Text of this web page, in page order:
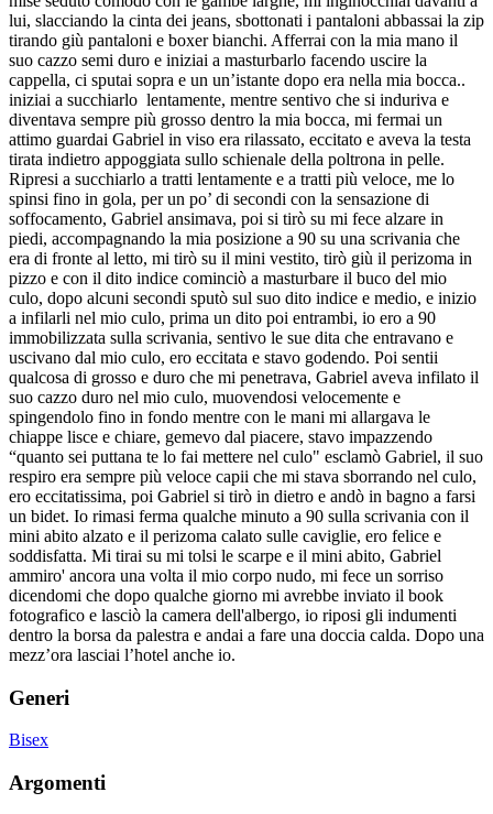
lui, slacciando la cinta dei jeans, sbottonati i pantaloni abbassai la zip
tirando giù pantaloni e boxer bianchi. Afferrai con la mia mano il
suo cazzo semi duro e iniziai a masturbarlo facendo uscire la
cappella, ci sputai sopra e un un’istante dopo era nella mia bocca..
iniziai a succhiarlo lentamente, mentre sentivo che si induriva e
diventava sempre più grosso dentro la mia bocca, mi fermai un
attimo guardai Gabriel in viso era rilassato, eccitato e aveva la testa
tirata indietro appoggiata sullo schienale della poltrona in pelle.
Ripresi a succhiarlo a tratti lentamente e a tratti più veloce, me lo
spinsi fino in gola, per un po’ di secondi con la sensazione di
soffocamento, Gabriel ansimava, poi si tirò su mi fece alzare in
piedi, accompagnando la mia posizione a 90 su una scrivania che
era di fronte al letto, mi tirò su il mini vestito, tirò giù il perizoma in
pizzo e con il dito indice cominciò a masturbare il buco del mio
culo, dopo alcuni secondi sputò sul suo dito indice e medio, e inizio
a infilarli nel mio culo, prima un dito poi entrambi, io ero a 90
immobilizzata sulla scrivania, sentivo le sue dita che entravano e
uscivano dal mio culo, ero eccitata e stavo godendo. Poi sentii
qualcosa di grosso e duro che mi penetrava, Gabriel aveva infilato il
suo cazzo duro nel mio culo, muovendosi velocemente e
spingendolo fino in fondo mentre con le mani mi allargava le
chiappe lisce e chiare, gemevo dal piacere, stavo impazzendo
“quanto sei puttana te lo fai mettere nel culo" esclamò Gabriel, il suo
respiro era sempre più veloce capii che mi stava sborrando nel culo,
ero eccitatissima, poi Gabriel si tirò in dietro e andò in bagno a farsi
un bidet. Io rimasi ferma qualche minuto a 90 sulla scrivania con il
mini abito alzato e il perizoma calato sulle caviglie, ero felice e
soddisfatta. Mi tirai su mi tolsi le scarpe e il mini abito, Gabriel
ammiro' ancora una volta il mio corpo nudo, mi fece un sorriso
dicendomi che dopo qualche giorno mi avrebbe inviato il book
fotografico e lasciò la camera dell'albergo, io riposi gli indumenti
dentro la borsa da palestra e andai a fare una doccia calda. Dopo una
mezz’ora lasciai l’hotel anche io.
Generi
Bisex
Argomenti